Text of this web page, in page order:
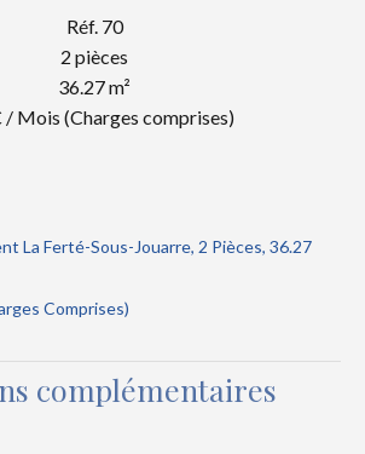
Réf. 70
2 pièces
36.27 m²
/ Mois (Charges comprises)
La Ferté-Sous-Jouarre, 2 Pièces, 36.27
Comprises)
complémentaires